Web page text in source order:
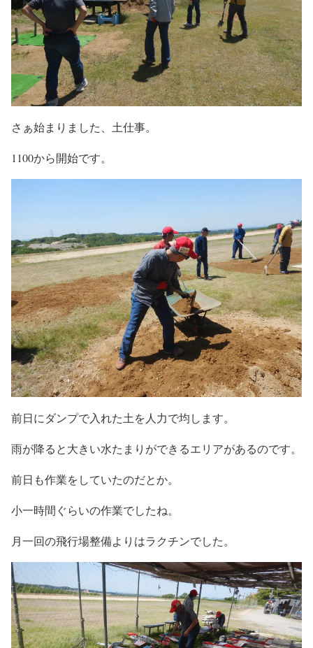
さぁ始まりました、土仕事。
1100から開始です。
前日にダンプで入れた土を人力で均します。
雨が降ると大きい水たまりができるエリアがあるのです。
前日も作業をしていたのだとか。
小一時間ぐらいの作業でしたね。
月一回の飛行場整備よりはラクチンでした。